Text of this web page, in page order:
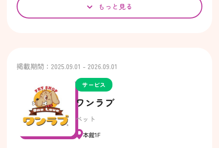
もっと見る
掲載期間：2025.09.01 - 2026.09.01
サービス
ワンラブ
ペット
本館1F